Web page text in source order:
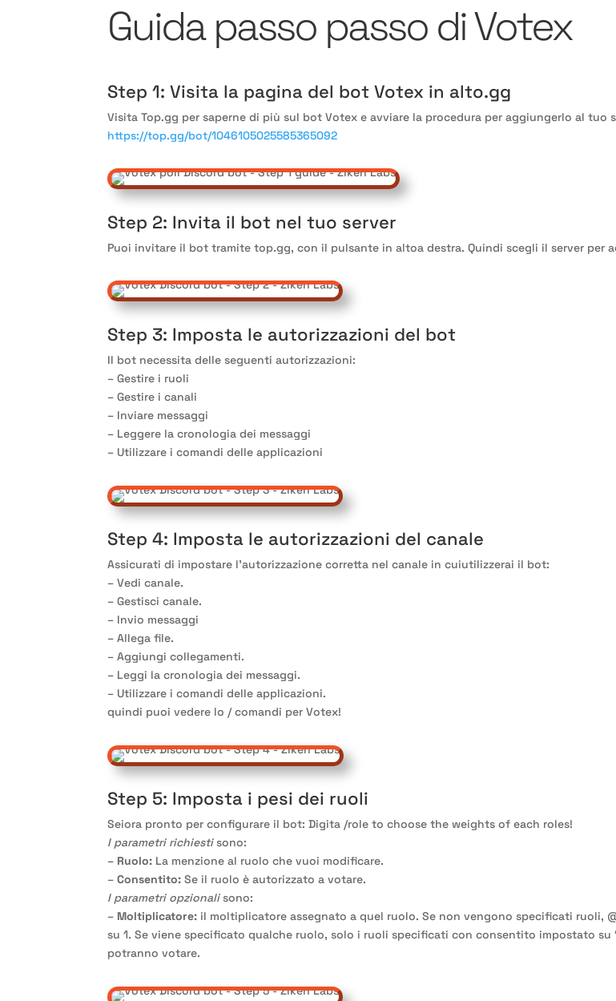
Guida passo passo di Votex
Step 1: Visita la pagina del bot Votex in alto.gg
Visita Top.gg per saperne di più sul bot Votex e avviare la procedura per aggiungerlo al tuo
https://top.gg/bot/1046105025585365092
Step 2: Invita il bot nel tuo server
Puoi invitare il bot tramite top.gg, con il pulsante in altoa destra. Quindi scegli il server per
Step 3: Imposta le autorizzazioni del bot
Il bot necessita delle seguenti autorizzazioni:
– Gestire i ruoli
– Gestire i canali
– Inviare messaggi
– Leggere la cronologia dei messaggi
– Utilizzare i comandi delle applicazioni
Step 4: Imposta le autorizzazioni del canale
Assicurati di impostare l'autorizzazione corretta nel canale in cuiutilizzerai il bot:
– Vedi canale.
– Gestisci canale.
– Invio messaggi
– Allega file.
– Aggiungi collegamenti.
– Leggi la cronologia dei messaggi.
– Utilizzare i comandi delle applicazioni.
quindi puoi vedere lo / comandi per Votex!
Step 5: Imposta i pesi dei ruoli
Seiora pronto per configurare il bot: Digita /role to choose the weights of each roles!
I parametri richiestisono:
– Ruolo: La menzione al ruolo che vuoi modificare.
–Consentito: Se il ruolo è autorizzato a votare.
I parametri opzionalisono:
– Moltiplicatore: il moltiplicatore assegnato a quel ruolo. Se non vengono specificati ruoli,
su1. Se viene specificato qualche ruolo, solo i ruoli specificati con consentito impostato su
potranno votare.